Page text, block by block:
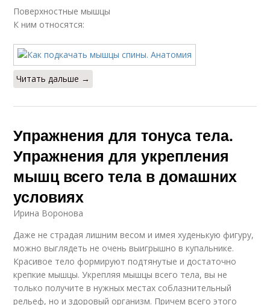
Поверхностные мышцы
К ним относятся:
Читать дальше →
Упражнения для тонуса тела.
Упражнения для укрепления
мышц всего тела в домашних
условиях
Ирина Воронова
Даже не страдая лишним весом и имея худенькую фигуру,
можно выглядеть не очень выигрышно в купальнике.
Красивое тело формируют подтянутые и достаточно
крепкие мышцы. Укрепляя мышцы всего тела, вы не
только получите в нужных местах соблазнительный
рельеф, но и здоровый организм. Причем всего этого